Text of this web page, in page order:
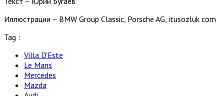
Иллюстрации – BMW Group Classic, Porsche AG, itusozluk com
Tag :
Villa D'Este
Le Mans
Mercedes
Mazda